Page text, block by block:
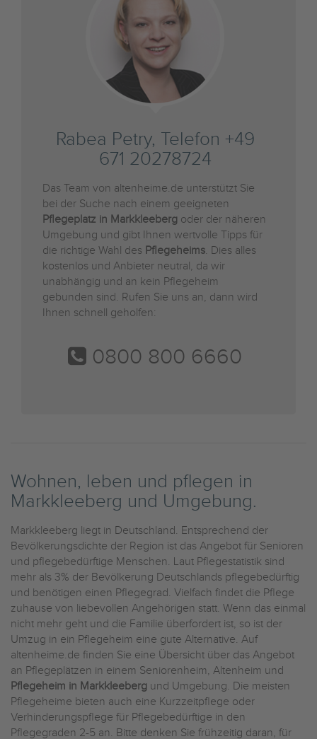
Rabea Petry, Telefon +49
671 20278724
Das Team von altenheime.de unterstützt Sie
bei der Suche nach einem geeigneten
Pflegeplatz in Markkleeberg oder der näheren
Umgebung und gibt Ihnen wertvolle Tipps für
die richtige Wahl des Pflegeheims. Dies alles
kostenlos und Anbieter neutral, da wir
unabhängig und an kein Pflegeheim
gebunden sind. Rufen Sie uns an, dann wird
Ihnen schnell geholfen:
0800 800 6660
Wohnen, leben und pflegen in
Markkleeberg und Umgebung.
Markkleeberg liegt in Deutschland. Entsprechend der
Bevölkerungsdichte der Region ist das Angebot für Senioren
und pflegebedürftige Menschen. Laut Pflegestatistik sind
mehr als 3% der Bevölkerung Deutschlands pflegebedürftig
und benötigen einen Pflegegrad. Vielfach findet die Pflege
zuhause von liebevollen Angehörigen statt. Wenn das einmal
nicht mehr geht und die Familie überfordert ist, so ist der
Umzug in ein Pflegeheim eine gute Alternative. Auf
altenheime.de finden Sie eine Übersicht über das Angebot
an Pflegeplätzen in einem Seniorenheim, Altenheim und
Pflegeheim in Markkleeberg und Umgebung. Die meisten
Pflegeheime bieten auch eine Kurzzeitpflege oder
Verhinderungspflege für Pflegebedürftige in den
Pflegegraden 2-5 an. Bitte denken Sie frühzeitig daran, für